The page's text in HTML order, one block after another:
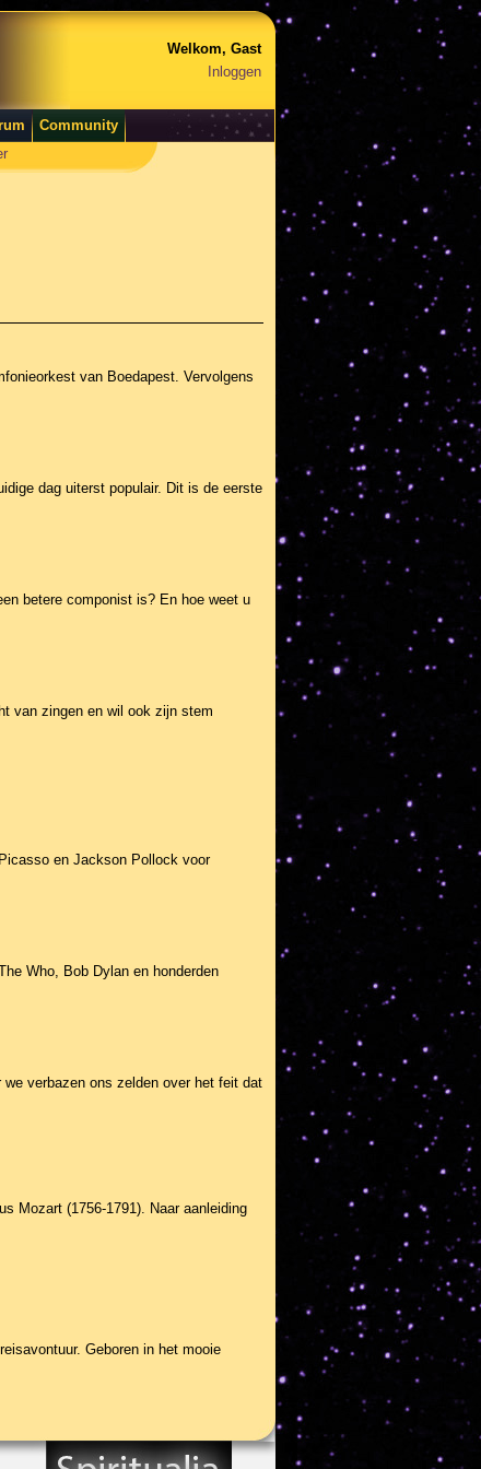
Welkom, Gast
Inloggen
Community
van Boedapest. Vervolgens
dag uiterst populair. Dit is de eerste
betere componist is? En hoe weet u
van zingen en wil ook zijn stem
en Jackson Pollock voor
Who, Bob Dylan en honderden
verbazen ons zelden over het feit dat
Mozart (1756-1791). Naar aanleiding
Geboren in het mooie